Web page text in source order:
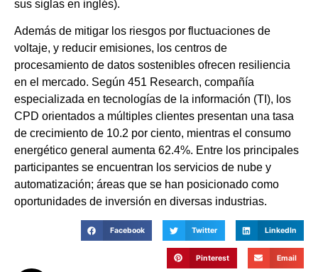
sus siglas en inglés).
Además de mitigar los riesgos por fluctuaciones de
voltaje, y reducir emisiones, los centros de
procesamiento de datos sostenibles ofrecen resiliencia
en el mercado. Según 451 Research, compañía
especializada en tecnologías de la información (TI), los
CPD orientados a múltiples clientes presentan una tasa
de crecimiento de 10.2 por ciento, mientras el consumo
energético general aumenta 62.4%. Entre los principales
participantes se encuentran los servicios de nube y
automatización; áreas que se han posicionado como
oportunidades de inversión en diversas industrias.
Facebook Twitter LinkedIn
Pinterest Email